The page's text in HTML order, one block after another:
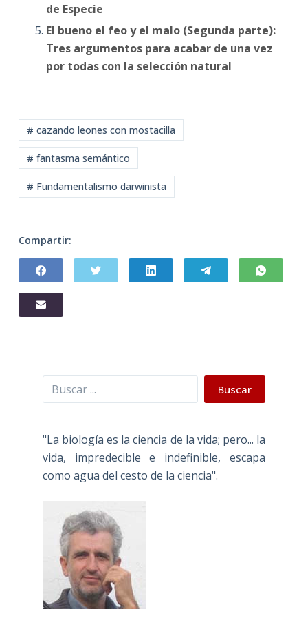
de Especie
El bueno el feo y el malo (Segunda parte):
Tres argumentos para acabar de una vez
por todas con la selección natural
# cazando leones con mostacilla
# fantasma semántico
# Fundamentalismo darwinista
Compartir:
Buscar Buscar
"La biología es la ciencia de la vida; pero... la
vida, impredecible e indefinible, escapa
como agua del cesto de la ciencia".